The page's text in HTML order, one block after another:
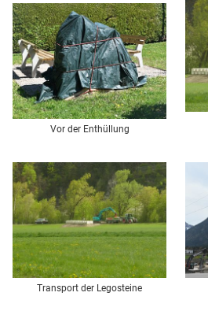
Vor der Enthüllung
Transport der Legosteine